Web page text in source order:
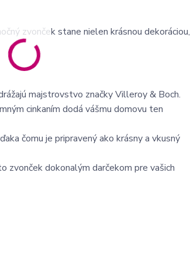
zvonček stane nielen krásnou dekoráciou,
majstrovstvo značky Villeroy & Boch.
cinkaním dodá vášmu domovu ten
čomu je pripravený ako krásny a vkusný
zvonček dokonalým darčekom pre vašich